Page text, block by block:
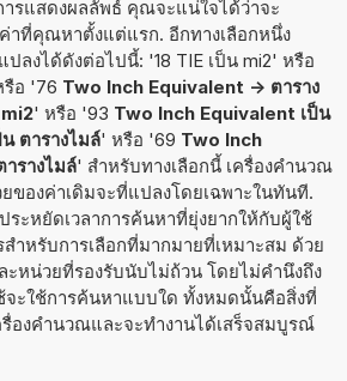
รแสดงผลลัพธ์ คุณจะแน่ใจได้ว่าจะ
าที่คุณหาตั้งแต่แรก. อีกทางเลือกหนึ่ง
ลงได้ดังต่อไปนี้: '18 TIE เป็น mi2' หรือ
รือ '76 Two Inch Equivalent -> ตาราง
' หรือ '93 Two Inch Equivalent เป็น
น ตารางไมล์' หรือ '69 Two Inch
รางไมล์' สำหรับทางเลือกนี้ เครื่องคำนวณ
ของค่าเดิมจะที่แปลงโดยเฉพาะในทันที.
ระหยัดเวลาการค้นหาที่ยุ่งยากให้กับผู้ใช้
ำหรับการเลือกที่มากมายที่เหมาะสม ด้วย
หน่วยที่รองรับนับไม่ถ้วน โดยไม่คำนึงถึง
จะใช้การค้นหาแบบใด ทั้งหมดนั้นคือสิ่งที่
รื่องคำนวณและจะทำงานได้เสร็จสมบูรณ์